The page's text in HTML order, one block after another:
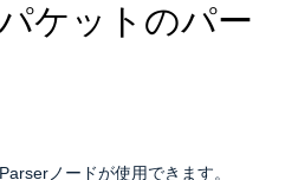
ケットのパー
ノードが使用できます。